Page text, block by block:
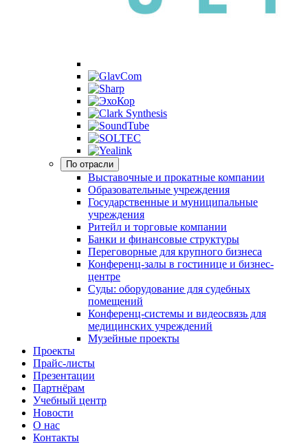
По отрасли
Выставочные и прокатные компании
Образовательные учреждения
Государственные и муниципальные
учреждения
Ритейл и торговые компании
Банки и финансовые структуры
Переговорные для крупного бизнеса
Конференц-залы в гостинице и бизнес-
центре
Суды: оборудование для судебных
помещений
Конференц-системы и видеосвязь для
медицинских учреждений
Музейные проекты
Проекты
Прайс-листы
Презентации
Партнёрам
Учебный центр
Новости
О нас
Контакты